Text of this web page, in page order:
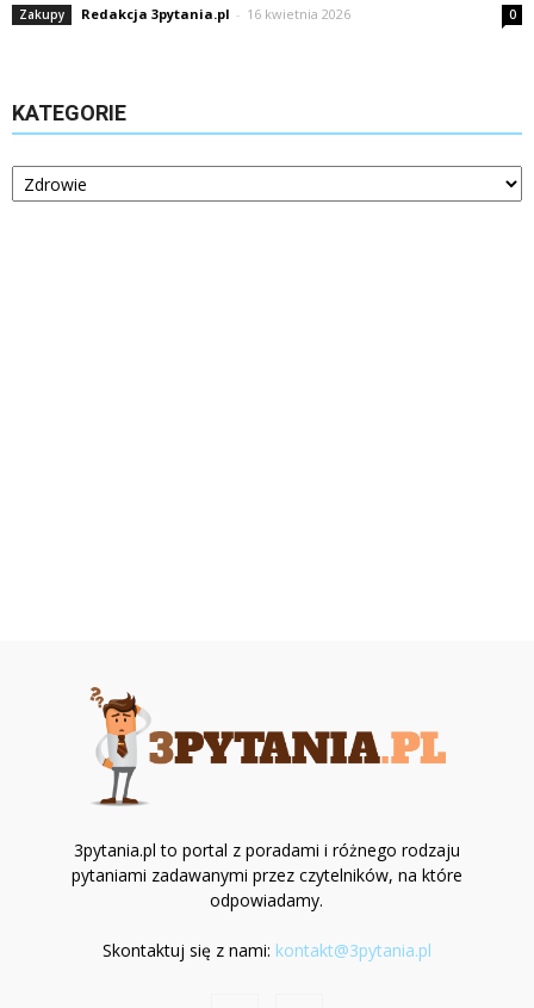
Zakupy Redakcja 3pytania.pl - 16 kwietnia 2026 0
KATEGORIE
Kategorie
3pytania.pl to portal z poradami i różnego rodzaju
pytaniami zadawanymi przez czytelników, na które
odpowiadamy.
Skontaktuj się z nami: kontakt@3pytania.pl